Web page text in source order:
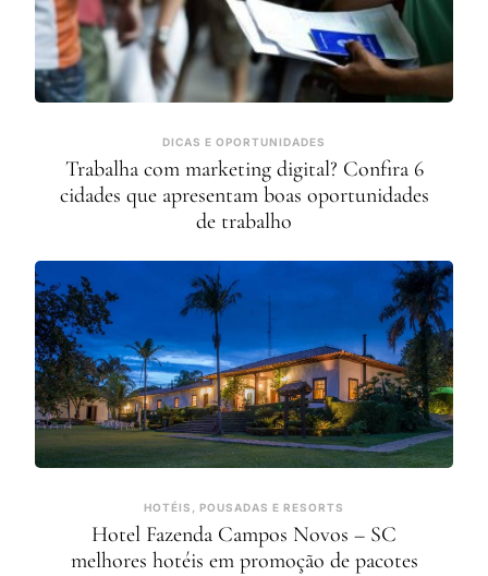
DICAS E OPORTUNIDADES
Trabalha com marketing digital? Confira 6
cidades que apresentam boas oportunidades
de trabalho
HOTÉIS, POUSADAS E RESORTS
Hotel Fazenda Campos Novos – SC
melhores hotéis em promoção de pacotes